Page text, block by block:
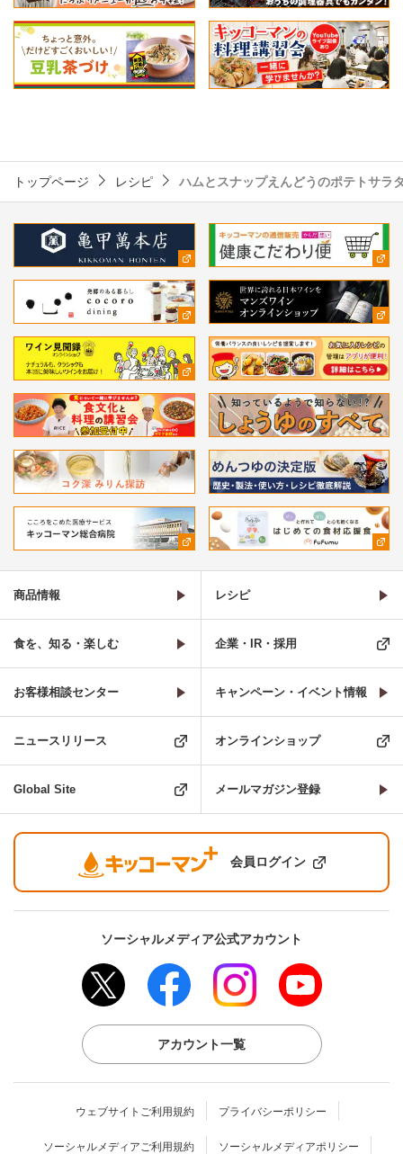
トップページ レシピ ハムとスナップえんどうのポテトサラ
商品情報 レシピ
食を、知る・楽しむ 企業・IR・採用
お客様相談センター キャンペーン・イベント情報
ニュースリリース オンラインショップ
Global Site メールマガジン登録
会員ログイン
ソーシャルメディア公式アカウント
アカウント一覧
ウェブサイトご利用規約 プライバシーポリシー
ソーシャルメディアご利用規約 ソーシャルメディアポリシー